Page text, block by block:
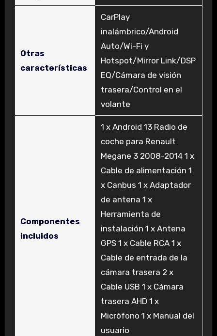
Otras
características
‎CarPlay
inalámbrico/Android
Auto/Wi-Fi y
Hotspot/Mirror Link/DSP
EQ/Cámara de visión
trasera/Control en el
volante
Componentes
incluidos
‎1 x Android 13 Radio de
coche para Renault
Megane 3 2008-2014 1 x
Cable de alimentación 1
x Canbus 1 x Adaptador
de antena 1 x
Herramienta de
instalación 1 x Antena
GPS 1 x Cable RCA 1 x
Cable de entrada de la
cámara trasera 2 x
Cable USB 1 x Cámara
trasera AHD 1 x
Micrófono 1 x Manual del
usuario